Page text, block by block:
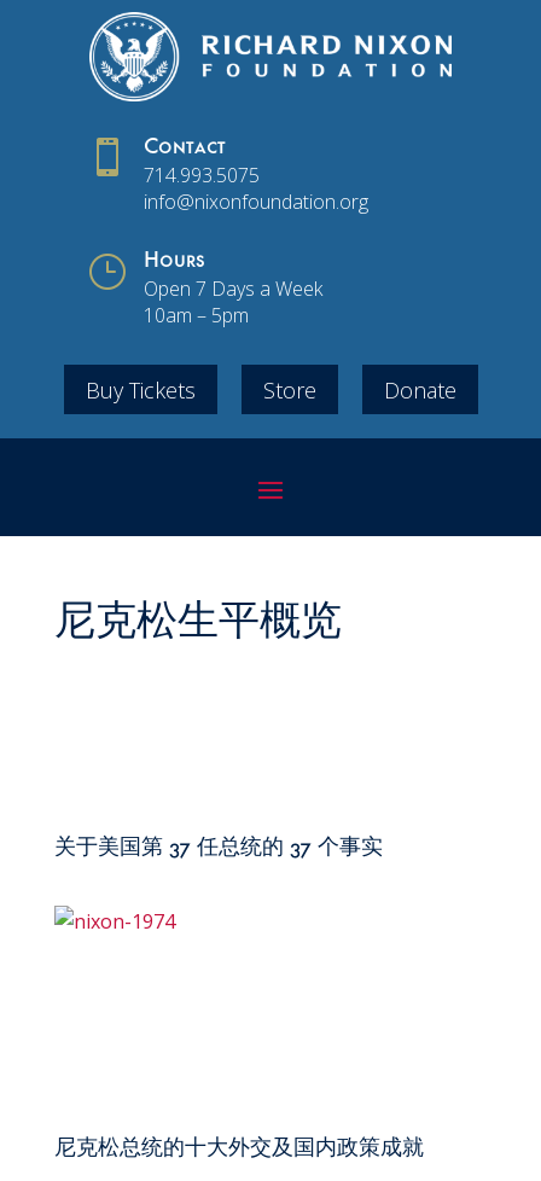
 Contact
714.993.5075
info@nixonfoundation.org
} Hours
Open 7 Days a Week
10am – 5pm
Buy Tickets Store Donate
尼克松生平概览
关于美国第 37 任总统的 37 个事实
尼克松总统的十大外交及国内政策成就